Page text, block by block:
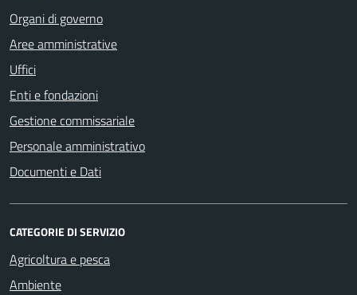
Organi di governo
Aree amministrative
Uffici
Enti e fondazioni
Gestione commissariale
Personale amministrativo
Documenti e Dati
CATEGORIE DI SERVIZIO
Agricoltura e pesca
Ambiente